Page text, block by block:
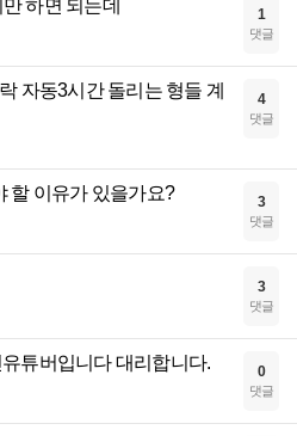
하면 되는데 1
댓글
자동3시간 돌리는 형들 계
4
댓글
할 이유가 있을가요? 3
댓글
3
댓글
튜버입니다 대리합니다. 0
댓글